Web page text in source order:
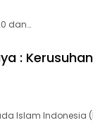
dan…
:
Islam Indonesia